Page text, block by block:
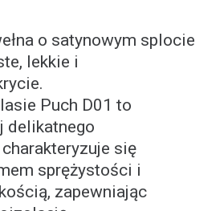
o satynowym splocie
lekkie i
Puch D01 to
delikatnego
się
sprężystości i
zapewniając